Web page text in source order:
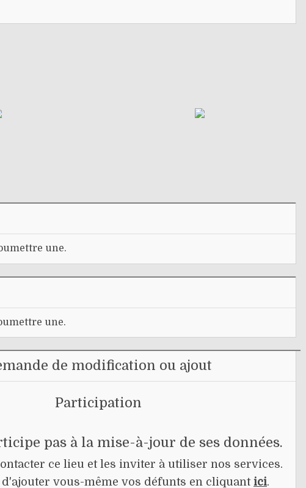
une.
une.
de modification ou ajout
Participation
pas à la mise-à-jour de ses données.
ce lieu et les inviter à utiliser nos services.
vous-même vos défunts en cliquant ici.